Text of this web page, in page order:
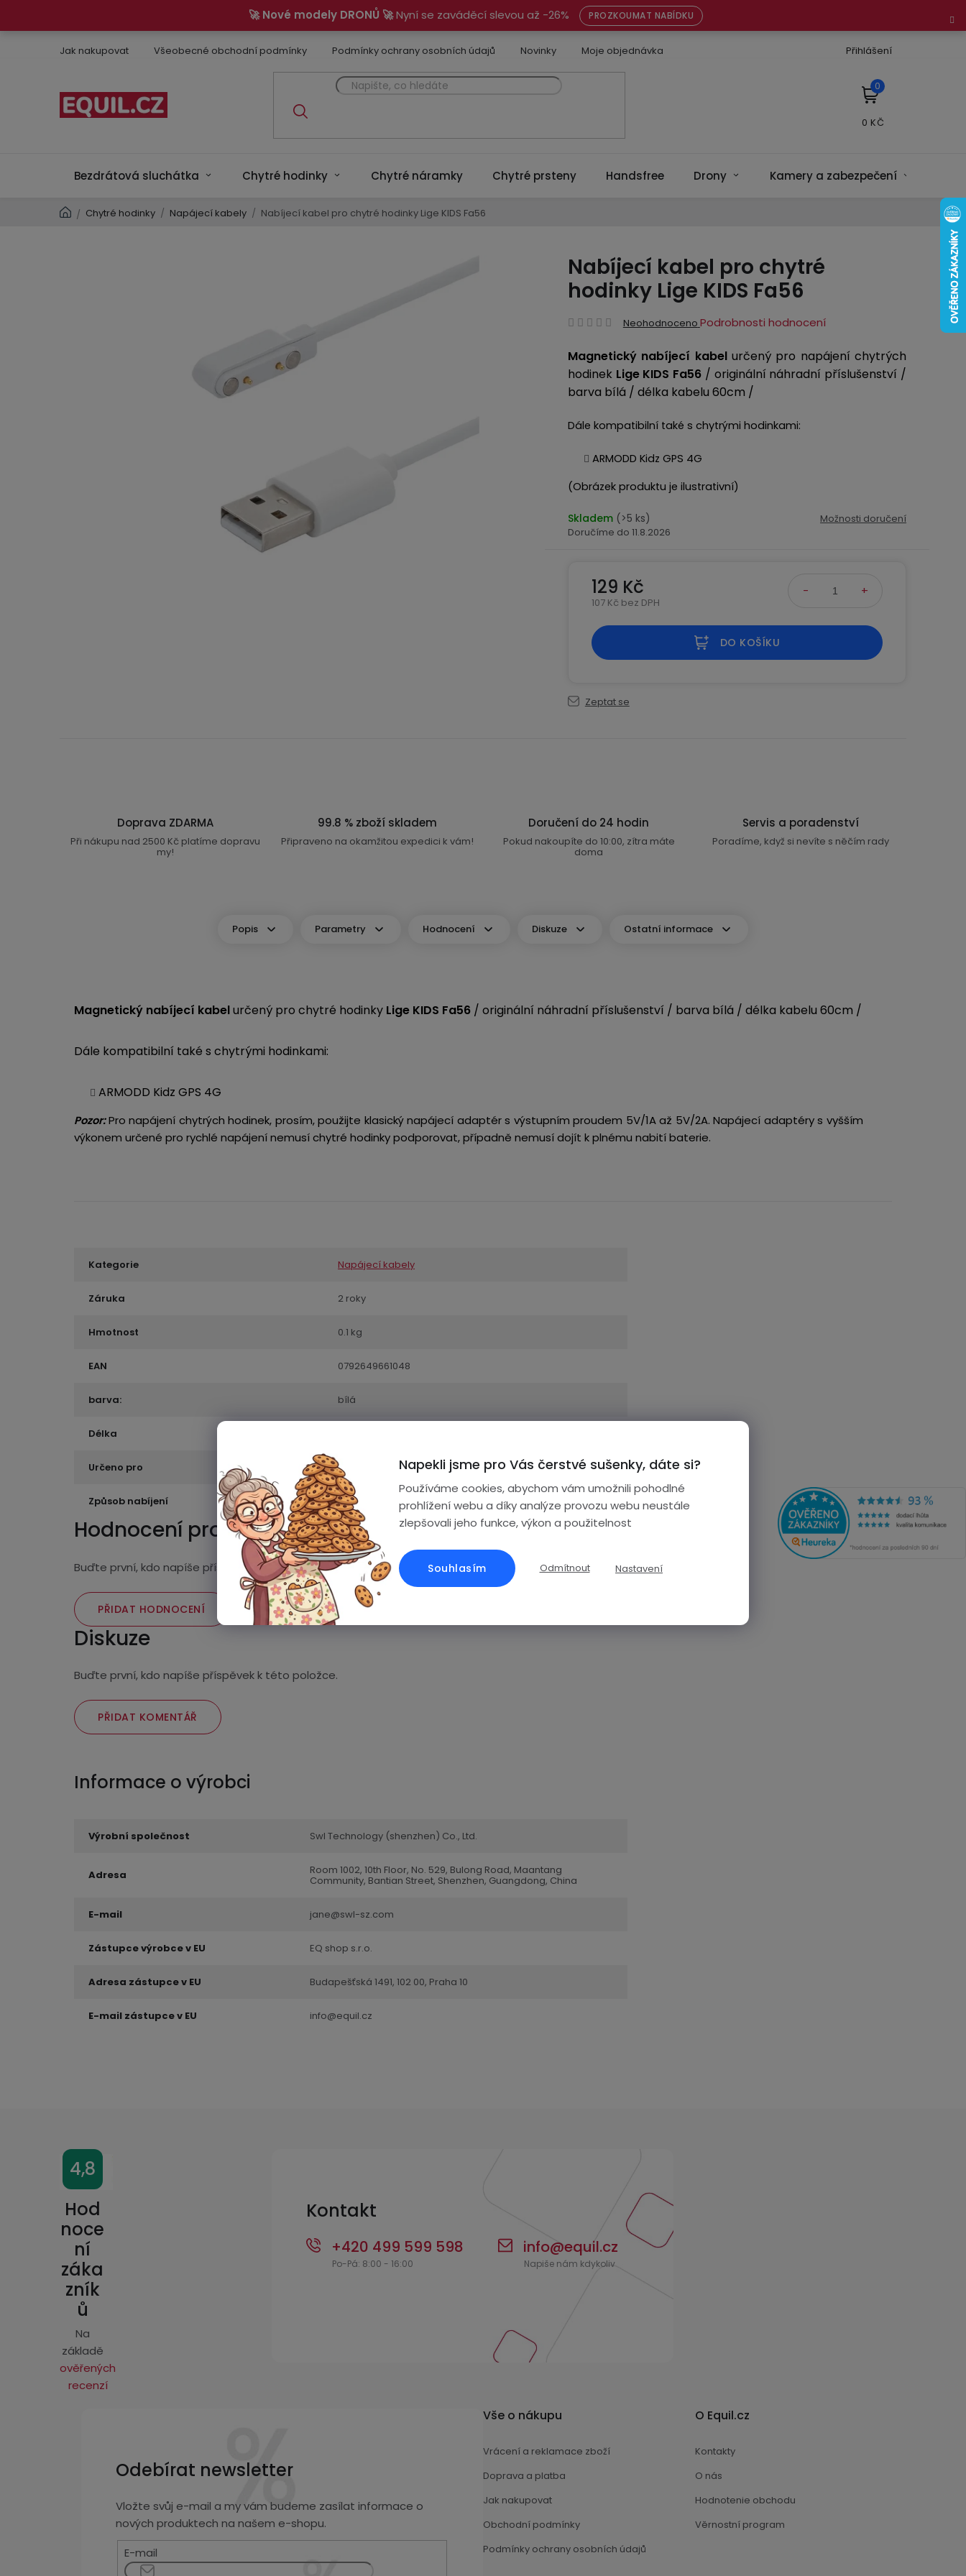
Napekli jsme pro Vás čerstvé sušenky, dáte si?
Používáme cookies, abychom vám umožnili pohodlné
prohlížení webu a díky analýze provozu webu neustále
zlepšovali jeho funkce, výkon a použitelnost
Nastavení
Odmítnout
Souhlasím
🚀 Nové modely DRONŮ 🚀Nyní se zaváděcí slevou až -26% PROZKOUMAT NABÍDKU
Jak nakupovat Všeobecné obchodní podmínky Podmínky ochrany osobních údajů Novinky Moje objednávka Přihlášení
NÁKUPNÍ
KOŠÍK
Bezdrátová sluchátka Chytré hodinky Chytré náramky Chytré prsteny Handsfree Drony Kamery a zabezpečení
Domů
/ Chytré hodinky / Napájecí kabely / Nabíjecí kabel pro chytré hodinky Lige KIDS Fa56
Nabíjecí kabel pro chytré
hodinky Lige KIDS Fa56
Průměrné
produktu
je
0,0
5
Neohodnoceno Podrobnosti hodnocení
Magnetický nabíjecí kabelurčený pro napájení chytrých
hodinek Lige KIDS Fa56 / originální náhradní příslušenství /
barva bílá / délka kabelu 60cm /
Dále kompatibilní také s chytrými hodinkami:
ARMODD Kidz GPS 4G
(Obrázek produktu je ilustrativní)
Skladem (>5 ks)
11.8.2026
Možnosti doručení
129 Kč
107 Kč bez DPH
DO KOŠÍKU
Zeptat se
Doprava ZDARMA
Při nákupu nad 2500 Kč platíme dopravu
my!
99.8 % zboží skladem
Připraveno na okamžitou expedici k vám!
Doručení do 24 hodin
Pokud nakoupíte do 10:00, zítra máte
doma
Servis a poradenství
Poradíme, když si nevíte s něčím rady
Popis Parametry Hodnocení Diskuze Ostatní informace
Magnetický nabíjecí kabelurčený pro chytré hodinky Lige KIDS Fa56 / originální náhradní příslušenství / barva bílá / délka kabelu 60cm /
Dále kompatibilní také s chytrými hodinkami:
ARMODD Kidz GPS 4G
Pozor:Pro napájení chytrých hodinek, prosím, použijte klasický napájecí adaptér s výstupním proudem 5V/1A až 5V/2A. Napájecí adaptéry s vyšším
výkonem určené pro rychlé napájení nemusí chytré hodinky podporovat, případně nemusí dojít k plnému nabití baterie.
Kategorie Napájecí kabely
Záruka 2 roky
Hmotnost 0.1 kg
EAN 0792649661048
barva: bílá
Délka
Určeno pro Lige KIDS Fa56
Způsob nabíjení Magnetické
Hodnocení produktu
Buďte první, kdo napíše příspěvek k této položce.
PŘIDAT HODNOCENÍ
Diskuze
Buďte první, kdo napíše příspěvek k této položce.
PŘIDAT KOMENTÁŘ
Výrobní společnost Swl Technology (shenzhen) Co., Ltd.
Adresa Room 1002, 10th Floor, No. 529, Bulong Road, Maantang
Community, Bantian Street, Shenzhen, Guangdong, China
E-mail jane@swl-sz.com
Zástupce výrobce v EU EQ shop s.r.o.
Adresa zástupce v EU Budapešťská 1491, 102 00, Praha 10
E-mail zástupce v EU info@equil.cz
4,8
Hod
noce
ní
záka
zník
ů
Na
základě
ověřených
recenzí
Kontakt
info@equil.cz
+420 499 599 598
Odebírat newsletter
Vložte svůj e-mail a my vám budeme zasílat informace o
nových produktech na našem e-shopu.
E-mail
Vše o nákupu
Vrácení a reklamace zboží
Doprava a platba
Jak nakupovat
Obchodní podmínky
Podmínky ochrany osobních údajů
O Equil.cz
Kontakty
O nás
Hodnotenie obchodu
Věrnostní program